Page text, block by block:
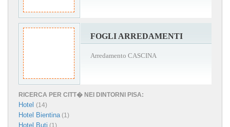
FOGLI ARREDAMENTI
Arredamento CASCINA
RICERCA PER CITT� NEI DINTORNI PISA:
Hotel (14)
Hotel Bientina(1)
Hotel Buti (1)